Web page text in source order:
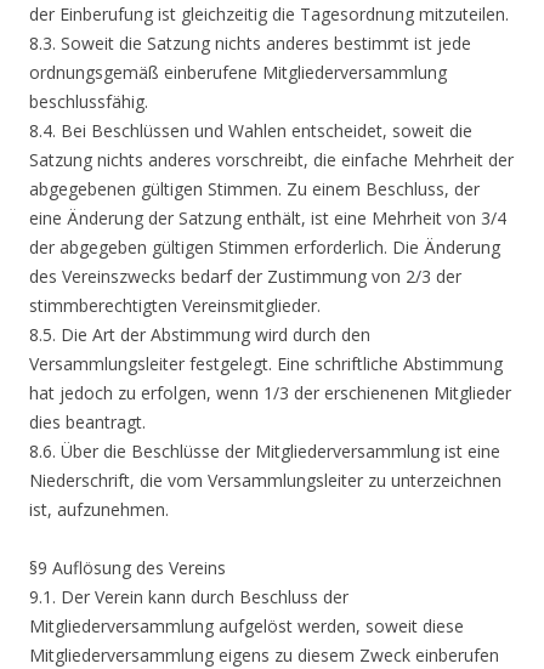
der Einberufung ist gleichzeitig die Tagesordnung mitzuteilen.
8.3. Soweit die Satzung nichts anderes bestimmt ist jede
ordnungsgemäß einberufene Mitgliederversammlung
beschlussfähig.
8.4. Bei Beschlüssen und Wahlen entscheidet, soweit die
Satzung nichts anderes vorschreibt, die einfache Mehrheit der
abgegebenen gültigen Stimmen. Zu einem Beschluss, der
eine Änderung der Satzung enthält, ist eine Mehrheit von 3/4
der abgegeben gültigen Stimmen erforderlich. Die Änderung
des Vereinszwecks bedarf der Zustimmung von 2/3 der
stimmberechtigten Vereinsmitglieder.
8.5. Die Art der Abstimmung wird durch den
Versammlungsleiter festgelegt. Eine schriftliche Abstimmung
hat jedoch zu erfolgen, wenn 1/3 der erschienenen Mitglieder
dies beantragt.
8.6. Über die Beschlüsse der Mitgliederversammlung ist eine
Niederschrift, die vom Versammlungsleiter zu unterzeichnen
ist, aufzunehmen.
§9 Auflösung des Vereins
9.1. Der Verein kann durch Beschluss der
Mitgliederversammlung aufgelöst werden, soweit diese
Mitgliederversammlung eigens zu diesem Zweck einberufen